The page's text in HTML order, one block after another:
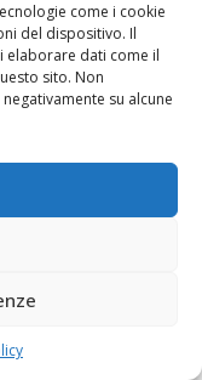
come i cookie
del dispositivo. Il
elaborare dati come il
sito. Non
su alcune
e